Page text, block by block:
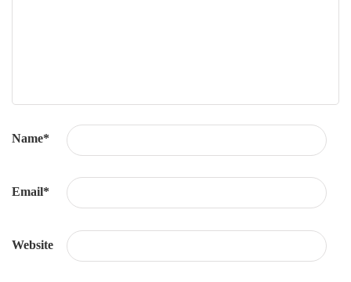
Name*
Email*
Website